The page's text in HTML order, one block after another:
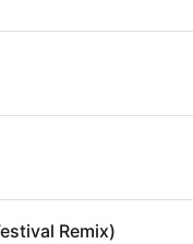
Remix)